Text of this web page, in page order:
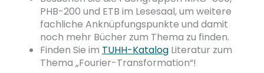
PHB-200 und ETB im Lesesaal, um weitere
fachliche Anknüpfungspunkte und damit
noch mehr Bücher zum Thema zu finden.
Finden Sie im TUHH-Katalog Literatur zum
Thema „Fourier-Transformation“!